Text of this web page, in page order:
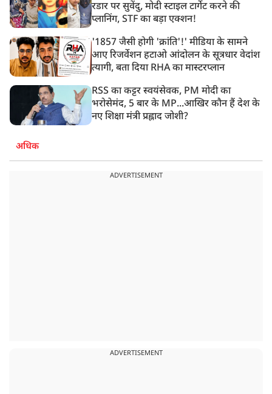
रडार पर सुवेंदु, मोदी स्टाइल टार्गेट करने की
प्लानिंग, STF का बड़ा एक्शन!
'1857 जैसी होगी 'क्रांति'!' मीडिया के सामने
आए रिजर्वेशन हटाओ आंदोलन के सूत्रधार वेदांश
त्यागी, बता दिया RHA का मास्टरप्लान
RSS का कट्टर स्वयंसेवक, PM मोदी का
भरोसेमंद, 5 बार के MP...आखिर कौन हैं देश के
नए शिक्षा मंत्री प्रह्लाद जोशी?
अधिक
ADVERTISEMENT
ADVERTISEMENT